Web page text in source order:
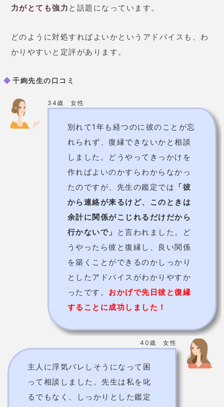
別れて1年も経つのに彼のことが忘
れられず、復縁できないかと相談
作ればよいのかすらわからなかっ
たのですが、先生の鑑定では
余計に関係がこじれるだけだから
行かないで」と言われました。ど
うやったら彼と復縁し、良い関係
を築くことができるのかしっかり
としたアドバイスがわかりやすか
ったです。 おかげで先日彼と復縁
することに成功しました！
主人に浮気バレしそうになって困
って相談しました。先生は私を叱
るでもなく、しっかりとした鑑定
をしてくれました。「浮気相手と
一生を共にするつもりがないので
い。 近いうちにご主人が気づく出
来事がおこる。 」と言われまし
た。浮気相手と一生を過ごす…と